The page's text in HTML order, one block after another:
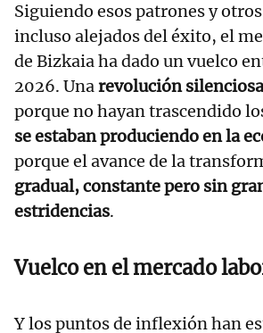
Siguiendo esos patrones y
incluso alejados del éxito, el
de Bizkaia ha dado un vuelco
2026. Unarevolución silenciosa
porque no hayan trascendido
se estaban produciendo en la
porque el avance de la
gradual, constante pero sin
estridencias.
Vuelco en el mercado
Y los puntos de inflexión han